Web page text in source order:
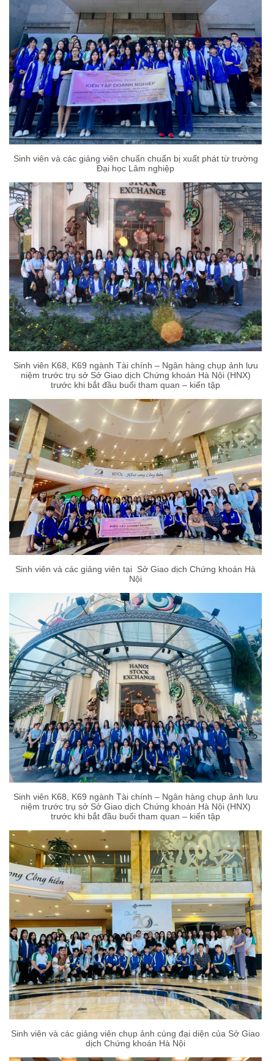
Sinh viên và các giảng viên chuẩn chuẩn bị xuất phát từ trường
Đại học Lâm nghiệp
Sinh viên K68, K69 ngành Tài chính – Ngân hàng chụp ảnh lưu
niệm trước trụ sở Sở Giao dịch Chứng khoán Hà Nội (HNX)
trước khi bắt đầu buổi tham quan – kiến tập
Sinh viên và các giảng viên tại Sở Giao dịch Chứng khoán Hà
Nội
Sinh viên K68, K69 ngành Tài chính – Ngân hàng chụp ảnh lưu
niệm trước trụ sở Sở Giao dịch Chứng khoán Hà Nội (HNX)
trước khi bắt đầu buổi tham quan – kiến tập
Sinh viên và các giảng viên chụp ảnh cùng đại diện của Sở Giao
dịch Chứng khoán Hà Nội